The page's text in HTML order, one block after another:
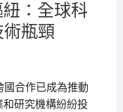
：全球科
瓶頸
合作已成為推動
研究機構紛紛投